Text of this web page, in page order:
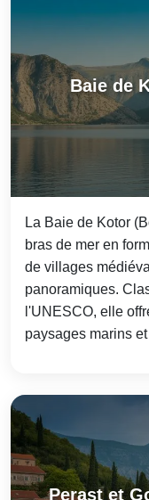
Baie de
La Baie de Kotor
bras de mer en
de villages
panoramiques.
l'UNESCO, elle
paysages marins
Perast et